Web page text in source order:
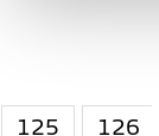
O ACP
125 126